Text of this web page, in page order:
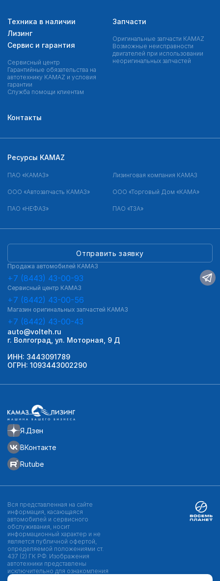
Техника в наличии
Лизинг
Сервис и гарантия
Сервисный центр
Гарантийные обязательства на
автотехнику KAMAZ и условия
гарантии
Служба помощи клиентам
Запчасти
Оригинальные запчасти КAMAZ
Возможные неисправности
двигателей при использовании
неоригинальных запчастей
Контакты
Я.Дзен
ВКонтакте
Rutube
Отправить заявку
Продажа автомобилей КАМАЗ
+7 (8443) 43-00-93
Сервисный центр КАМАЗ
+7 (8442) 43-00-56
Магазин оригинальных запчастей КАМАЗ
+7 (8442) 43-00-43
auto@volteh.ru
г. Волгоград, ул. Моторная, 9 Д
ИНН: 3443091789
ОГРН: 1093443002290
Ресурсы KAMAZ
ПАО «КАМАЗ» Лизинговая компания КАМАЗ
ООО «Автозапчасть КАМАЗ» ООО «Торговый Дом «КАМА»
ПАО «НЕФАЗ» ПАО «ТЗА»
Вся представленная на сайте
информация, касающаяся
автомобилей и сервисного
обслуживания, носит
информационный характер и не
является публичной офертой,
определяемой положениями ст.
437 (2) ГК РФ. Изображения
автотехники представлены
исключительно для ознакомления
и могут отличаться от реальных.